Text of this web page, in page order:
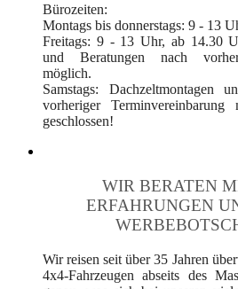
Bürozeiten:
Montags bis donnerstags: 9 - 13
Freitags: 9 - 13 Uhr, ab 14.30
und Beratungen nach
möglich.
Samstags: Dachzeltmontagen
vorheriger
geschlossen!
WIR BERATEN
ERFAHRUNGEN
Wir reisen seit über 35 Jahren
4x4-Fahrzeugen abseits des